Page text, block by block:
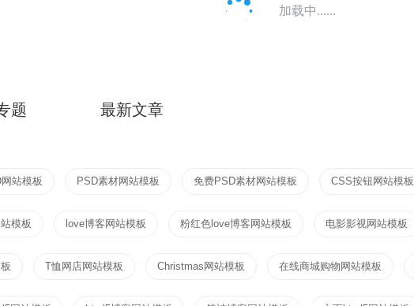
加载中......
题 最新文章
站模板 PSD素材网站模板 免费PSD素材网站模板 CSS按钮网站模板
模板 love博客网站模板 粉红色love博客网站模板 电影影视网站模板
T恤网店网站模板 Christmas网站模板 在线商城购物网站模板